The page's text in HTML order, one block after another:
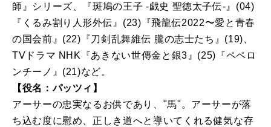
師』シリーズ、『斑鳩の王子 -戯史 聖徳太子伝-』(04)
『くるみ割り人形外伝』(23)『飛龍伝2022〜愛と青春
の国会前』(22)『刀剣乱舞維伝 朧の志士たち』(19)、
TVドラマ NHK『あきない世傳金と銀3』(25)『ペペロ
ンチーノ』(21)など。
【役名：パッツィ】
アーサーの忠実なるお供であり、"馬"。アーサーが落
ち込む度に慰め、正しき道へと導いてくれる健気な存